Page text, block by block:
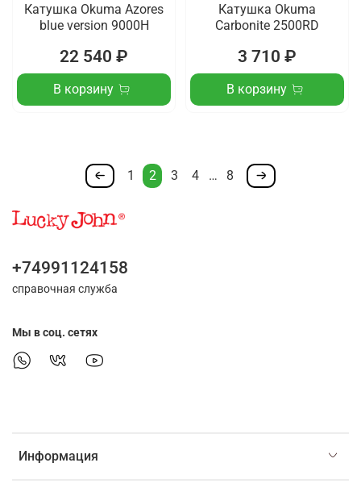
Катушка Okuma Azores
blue version 9000H
22 540 ₽
В корзину
Катушка Okuma
Carbonite 2500RD
3 710 ₽
В корзину
1 2 3 4 … 8
Информация
+74991124158
справочная служба
Мы в соц. сетях